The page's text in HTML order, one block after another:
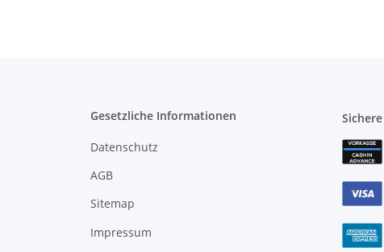
Gesetzliche Informationen
Datenschutz
AGB
Sitemap
Impressum